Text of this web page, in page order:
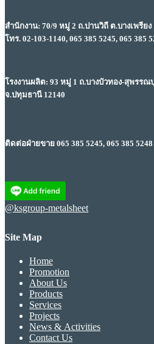
สำนักงาน: 70/9 หมู่ 2 ถ.ปานวิถี ต.บางเพรีย
โทร. 02-103-1140, 065 385 5245, 065 385
โรงงานผลิต: 93 หมู่ 1 ถ.บางบัวทอง-สุพรร
จ.ปทุมธานี 12140
ติดต่อฝ่ายขาย 065 385 5245, 065 385 5248
@ksgroup-metalsheet
Site Map
Home
Promotion
About Us
Products
Services
Projects
News & Activities
Contact Us